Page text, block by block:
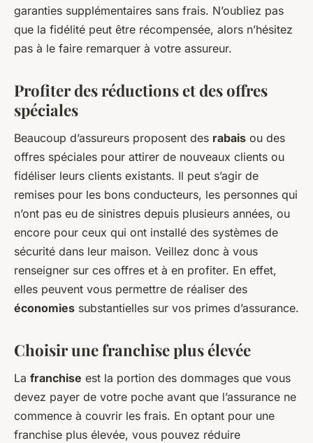
garanties supplémentaires sans frais. N’oubliez pas
que la fidélité peut être récompensée, alors n’hésitez
pas à le faire remarquer à votre assureur.
Profiter des réductions et des offres
spéciales
Beaucoup d’assureurs proposent des rabais ou des
offres spéciales pour attirer de nouveaux clients ou
fidéliser leurs clients existants. Il peut s’agir de
remises pour les bons conducteurs, les personnes qui
n’ont pas eu de sinistres depuis plusieurs années, ou
encore pour ceux qui ont installé des systèmes de
sécurité dans leur maison. Veillez donc à vous
renseigner sur ces offres et à en profiter. En effet,
elles peuvent vous permettre de réaliser des
économies substantielles sur vos primes d’assurance.
Choisir une franchise plus élevée
La franchise est la portion des dommages que vous
devez payer de votre poche avant que l’assurance ne
commence à couvrir les frais. En optant pour une
franchise plus élevée, vous pouvez réduire